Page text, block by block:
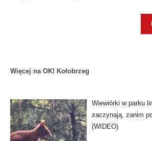
Więcej na OK! Kołobrzeg
Wiewiórki w parku
zaczynają, zanim
(WIDEO)